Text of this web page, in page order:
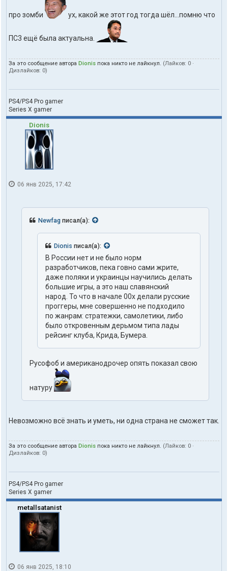
про зомби ух, какой же этот год тогда шёл...помню что
ПС3 ещё была актуальна.
За это сообщение автора Dionis пока никто не лайкнул. (Лайков: 0 ·
Дизлайков: 0)
PS4/PS4 Pro gamer
Series X gamer
Dionis
06 янв 2025, 17:42
Newfag писал(а):
Dionis писал(а):
В России нет и не было норм
разработчиков, пека говно сами жрите,
даже поляки и украинцы научились делать
большие игры, а это наш славянский
народ. То что в начале 00х делали русские
проггеры, мне совершенно не подходило
по жанрам: стратежки, самолетики, либо
было откровенным дерьмом типа лады
рейсинг клуба, Крида, Бумера.
Русофоб и американодрочер опять показал свою
натуру
Невозможно всё знать и уметь, ни одна страна не сможет так.
За это сообщение автора Dionis пока никто не лайкнул. (Лайков: 0 ·
Дизлайков: 0)
PS4/PS4 Pro gamer
Series X gamer
metallsatanist
06 янв 2025, 18:10